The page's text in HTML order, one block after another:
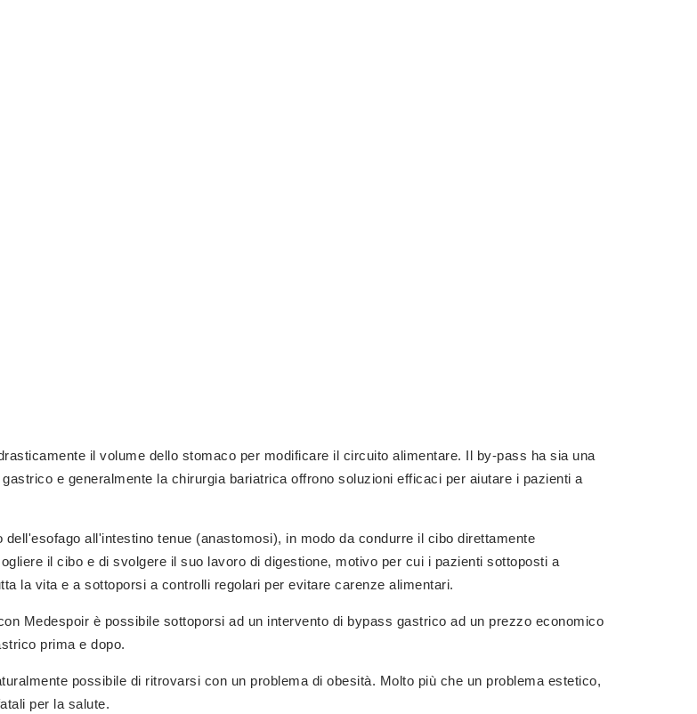
il volume dello stomaco per modificare il circuito alimentare. Il by-pass ha sia una
e generalmente la chirurgia bariatrica offrono soluzioni efficaci per aiutare i pazienti a
all'intestino tenue (anastomosi), in modo da condurre il cibo direttamente
il cibo e di svolgere il suo lavoro di digestione, motivo per cui i pazienti sottoposti a
la vita e a sottoporsi a controlli regolari per evitare carenze alimentari.
Medespoir è possibile sottoporsi ad un intervento di bypass gastrico ad un prezzo economico
prima e dopo.
possibile di ritrovarsi con un problema di obesità. Molto più che un problema estetico,
per la salute.